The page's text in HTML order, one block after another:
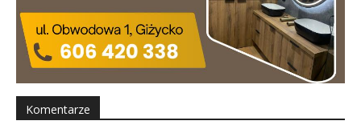
Komentarze